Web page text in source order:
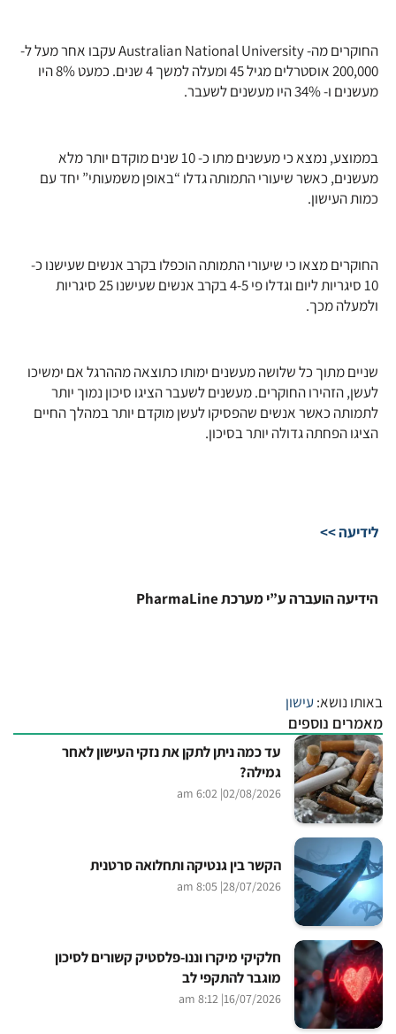
החוקרים מה- Australian National University עקבו אחר מעל ל-
200,000 אוסטרלים מגיל 45 ומעלה למשך 4 שנים. כמעט 8% היו
מעשנים ו- 34% היו מעשנים לשעבר.
בממוצע, נמצא כי מעשנים מתו כ- 10 שנים מוקדם יותר מלא
מעשנים, כאשר שיעורי התמותה גדלו “באופן משמעותי” יחד עם
כמות העישון.
החוקרים מצאו כי שיעורי התמותה הוכפלו בקרב אנשים שעישנו כ-
10 סיגריות ליום וגדלו פי 4-5 בקרב אנשים שעישנו 25 סיגריות
ולמעלה מכך.
שניים מתוך כל שלושה מעשנים ימותו כתוצאה מההרגל אם ימשיכו
לעשן, הזהירו החוקרים. מעשנים לשעבר הציגו סיכון נמוך יותר
לתמותה כאשר אנשים שהפסיקו לעשן מוקדם יותר במהלך החיים
הציגו הפחתה גדולה יותר בסיכון.
לידיעה >>
הידיעה הועברה ע”י מערכת PharmaLine
באותו נושא:עישון
מאמרים נוספים
עד כמה ניתן לתקן את נזקי העישון לאחר
גמילה?
02/08/2026
| 6:02 am
הקשר בין גנטיקה ותחלואה סרטנית
28/07/2026
| 8:05 am
חלקיקי מיקרו וננו-פלסטיק קשורים לסיכון
מוגבר להתקפי לב
16/07/2026
| 8:12 am